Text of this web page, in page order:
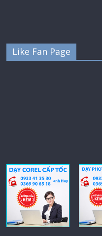
Like Fan Page